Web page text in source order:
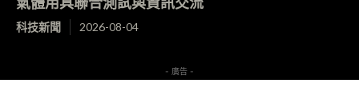
科技新聞 2026-08-04
- 廣告 -